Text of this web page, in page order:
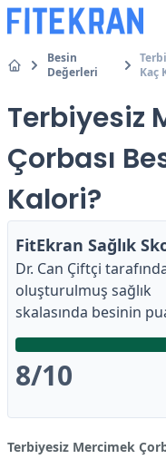
Besin
Değerleri
Kaç
Terbiyesiz
Çorbası
Kalori?
FitEkran Sağlık
Dr. Can Çiftçi
oluşturulmuş sağlık
skalasında besinin
8/10
Terbiyesiz Mercimek